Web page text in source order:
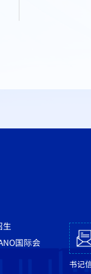
生
国际会
书记